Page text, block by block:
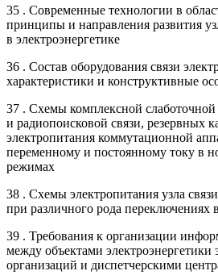
35 . Современные технологии в
принципы и направления развития
в электроэнергетике
36 . Состав оборудования связи
характеристики и конструктивные
37 . Схемы комплексной слаботочной
и радиопоисковой связи, резервных
электропитания коммутационной
переменному и постоянному току в
режимах
38 . Схемы электропитания узла
при различного рода переключениях
39 . Требования к организации
между объектами электроэнергетики
организаций и диспетчерскими